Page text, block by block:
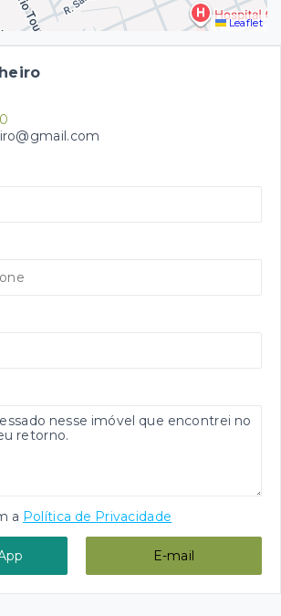
Leaflet
a Política de Privacidade
E-mail